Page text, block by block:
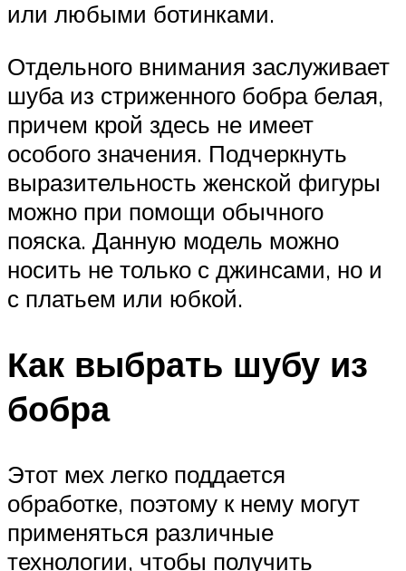
или любыми ботинками.
Отдельного внимания заслуживает
шуба из стриженного бобра белая,
причем крой здесь не имеет
особого значения. Подчеркнуть
выразительность женской фигуры
можно при помощи обычного
пояска. Данную модель можно
носить не только с джинсами, но и
с платьем или юбкой.
Как выбрать шубу из
бобра
Этот мех легко поддается
обработке, поэтому к нему могут
применяться различные
технологии, чтобы получить